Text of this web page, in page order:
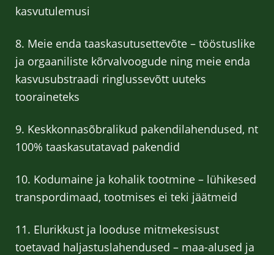
kasvutulemusi
8. Meie enda taaskasutusettevõte – tööstuslike
ja orgaaniliste kõrvalvoogude ning meie enda
kasvusubstraadi ringlussevõtt uuteks
tooraineteks
9. Keskkonnasõbralikud pakendilahendused, nt
100% taaskasutatavad pakendid
10. Kodumaine ja kohalik tootmine – lühikesed
transpordimaad, tootmises ei teki jäätmeid
11. Elurikkust ja looduse mitmekesisust
toetavad haljastuslahendused – maa-alused ja